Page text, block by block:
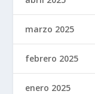
marzo 2025
febrero 2025
enero 2025